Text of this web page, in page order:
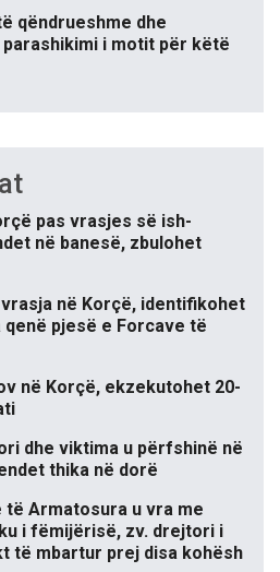
qëndrueshme dhe
i motit për këtë
pas vrasjes së ish-
në banesë, zbulohet
në Korçë, identifikohet
pjesë e Forcave të
në Korçë, ekzekutohet 20-
dhe viktima u përfshinë në
thika në dorë
Armatosura u vra me
i fëmijërisë, zv. drejtori i
të mbartur prej disa kohësh